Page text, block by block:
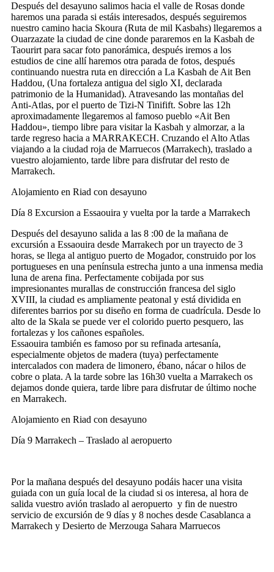
Después del desayuno salimos hacia el valle de Rosas donde
haremos una parada si estáis interesados, después seguiremos
nuestro camino hacia Skoura (Ruta de mil Kasbahs) llegaremos a
Ouarzazate la ciudad de cine donde pararemos en la Kasbah de
Taourirt para sacar foto panorámica, después iremos a los
estudios de cine allí haremos otra parada de fotos, después
continuando nuestra ruta en dirección a La Kasbah de Ait Ben
Haddou, (Una fortaleza antigua del siglo XI, declarada
patrimonio de la Humanidad). Atravesando las montañas del
Anti-Atlas, por el puerto de Tizi-N Tinifift. Sobre las 12h
aproximadamente llegaremos al famoso pueblo «Ait Ben
Haddou», tiempo libre para visitar la Kasbah y almorzar, a la
tarde regreso hacia a MARRAKECH. Cruzando el Alto Atlas
viajando a la ciudad roja de Marruecos (Marrakech), traslado a
vuestro alojamiento, tarde libre para disfrutar del resto de
Marrakech.
Alojamiento en Riad con desayuno
Día 8 Excursion a Essaouira y vuelta por la tarde a Marrakech
Después del desayuno salida a las 8 :00 de la mañana de
excursión a Essaouira desde Marrakech por un trayecto de 3
horas, se llega al antiguo puerto de Mogador, construido por los
portugueses en una península estrecha junto a una inmensa media
luna de arena fina. Perfectamente cobijada por sus
impresionantes murallas de construcción francesa del siglo
XVIII, la ciudad es ampliamente peatonal y está dividida en
diferentes barrios por su diseño en forma de cuadrícula. Desde lo
alto de la Skala se puede ver el colorido puerto pesquero, las
fortalezas y los cañones españoles.
Essaouira también es famoso por su refinada artesanía,
especialmente objetos de madera (tuya) perfectamente
intercalados con madera de limonero, ébano, nácar o hilos de
cobre o plata. A la tarde sobre las 16h30 vuelta a Marrakech os
dejamos donde quiera, tarde libre para disfrutar de último noche
en Marrakech.
Alojamiento en Riad con desayuno
Día 9 Marrakech – Traslado al aeropuerto
Por la mañana después del desayuno podáis hacer una visita
guiada con un guía local de la ciudad si os interesa, al hora de
salida vuestro avión traslado al aeropuerto y fin de nuestro
servicio de excursión de 9 días y 8 noches desde Casablanca a
Marrakech y Desierto de Merzouga Sahara Marruecos